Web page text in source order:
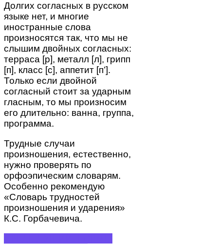
Долгих согласных в русском
языке нет, и многие
иностранные слова
произносятся так, что мы не
слышим двойных согласных:
терраса [р], металл [л], грипп
[п], класс [с], аппетит [п’].
Только если двойной
согласный стоит за ударным
гласным, то мы произносим
его длительно: ванна, группа,
программа.
Трудные случаи
произношения, естественно,
нужно проверять по
орфоэпическим словарям.
Особенно рекомендую
«Словарь трудностей
произношения и ударения»
К.С. Горбачевича.